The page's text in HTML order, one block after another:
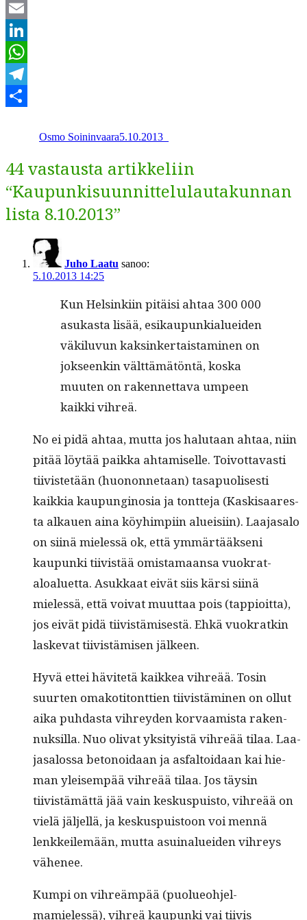
Twitter
Email
LinkedIn
WhatsApp
Telegram
Osmo Soininvaara5.10.2013
44 vastausta artikkeliin
“Kaupunkisuunnittelulautakunnan
lista 8.10.2013”
Juho Laatu sanoo:
5.10.2013 14:25
Kun Helsinki­in pitäisi ahtaa 300 000
asukas­ta lisää, esikaupunkialuei­den
väk­ilu­vun kaksinker­tais­t­a­mi­nen on
jok­seenkin vält­tämätön­tä, kos­ka
muuten on raken­net­ta­va umpeen
kaik­ki vihreä.
No ei pidä ahtaa, mut­ta jos halu­taan ahtaa, niin
pitää löytää paik­ka ahtamiselle. Toiv­ot­tavasti
tiivis­tetään (huonon­netaan) tas­a­puolis­es­ti
kaikkia kaupungi­nosia ja tont­te­ja (Kask­isaares­
ta alka­uen aina köy­himpi­in alueisi­in). Laa­jasa­lo
on siinä mielessä ok, että ymmärtääk­seni
kaupun­ki tiivistää omis­ta­maansa vuokrat­
aloaluet­ta. Asukkaat eivät siis kär­si siinä
mielessä, että voivat muut­taa pois (tap­pi­oit­ta),
jos eivät pidä tiivistämis­es­tä. Ehkä vuokratkin
laske­vat tiivistämisen jälkeen.
Hyvä ettei hävitetä kaikkea vihreää. Tosin
suurten omakoti­tont­tien tiivistämi­nen on ollut
aika puh­das­ta vihrey­den kor­vaamista raken­
nuk­sil­la. Nuo oli­vat yksi­ty­istä vihreää tilaa. Laa­
jasa­los­sa betonoidaan ja asfal­toidaan kai hie­
man yleisem­pää vihreää tilaa. Jos täysin
tiivistämät­tä jää vain keskus­puis­to, vihreää on
vielä jäl­jel­lä, ja keskus­puis­toon voi men­nä
lenkkeilemään, mut­ta asuinaluei­den vihreys
vähenee.
Kumpi on vihreäm­pää (puolueo­hjel­
mamielessä), vihreä kaupun­ki vai tiivis